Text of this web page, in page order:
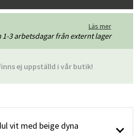
ej uppställd i vår butik!
Läs mer
1-3 arbetsdagar från externt lager
vit med beige dyna